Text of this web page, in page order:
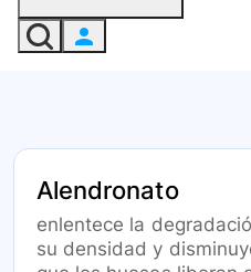
Alendronato
enlentece la
su densidad y